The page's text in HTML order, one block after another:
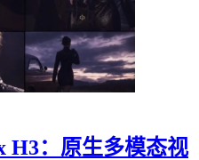
H3：原生多模态视